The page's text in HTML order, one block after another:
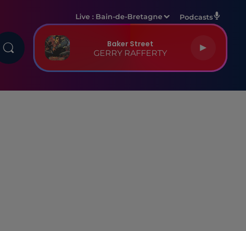
Live : Bain-de-Bretagne Podcasts
Baker Street
GERRY RAFFERTY